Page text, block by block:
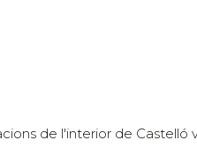
de l'interior de